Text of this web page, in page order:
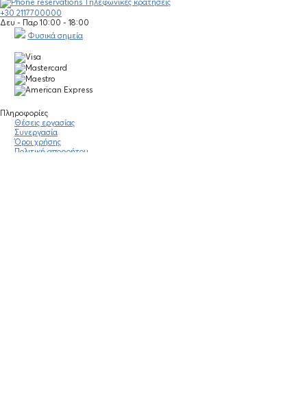
Τηλεφωνικές κρατήσεις
+30 2117700000
Δευ - Παρ 10:00 - 18:00
Φυσικά σημεία
Πληροφορίες
Θέσεις εργασίας
Συνεργασία
Όροι χρήσης
Πολιτική απορρήτου